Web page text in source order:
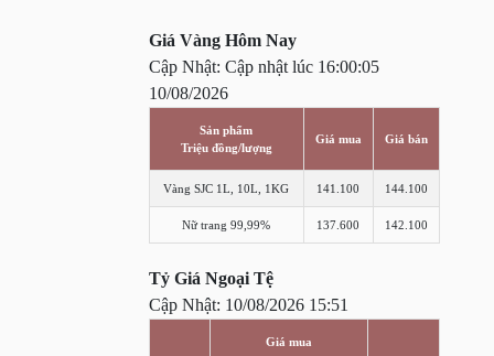
Giá Vàng Hôm Nay
Cập Nhật: Cập nhật lúc 16:00:05
10/08/2026
Sản phẩm
Triệu đồng/lượng
Giá mua Giá bán
Vàng SJC 1L, 10L, 1KG 141.100 144.100
Nữ trang 99,99% 137.600 142.100
Tỷ Giá Ngoại Tệ
Cập Nhật: 10/08/2026 15:51
Giá mua